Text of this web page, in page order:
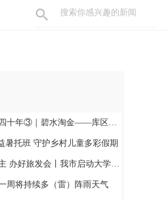
③｜碧水淘金——库区产业的“富民之路”
暑托班 守护乡村儿童多彩假期
旅发会丨我市启动大学生创意短视频大赛
周将持续多（雷）阵雨天气